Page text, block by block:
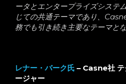
ータとエンタープライズシステ
じての共通テーマであり、
務でも引き続き主要なテーマと
レナー・バーク氏 – Casne社 テ
ージャー